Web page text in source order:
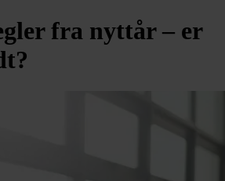
fra nyttår – er